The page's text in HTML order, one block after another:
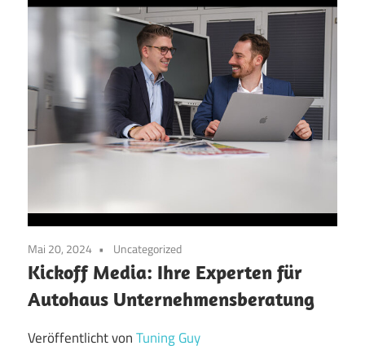
Mai 20, 2024 Uncategorized
Kickoff Media: Ihre Experten für
Autohaus Unternehmensberatung
Veröffentlicht vonTuning Guy